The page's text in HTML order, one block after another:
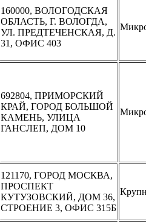
160000, ВОЛОГОДСКАЯ
ОБЛАСТЬ, Г. ВОЛОГДА,
УЛ. ПРЕДТЕЧЕНСКАЯ, Д.
31, ОФИС 403
692804, ПРИМОРСКИЙ
КРАЙ, ГОРОД БОЛЬШОЙ
КАМЕНЬ, УЛИЦА
ГАНСЛЕП, ДОМ 10
121170, ГОРОД МОСКВА,
ПРОСПЕКТ
КУТУЗОВСКИЙ, ДОМ 36,
СТРОЕНИЕ 3, ОФИС 315Б